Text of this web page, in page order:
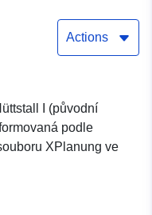
Actions
I (původní
podle
XPlanung ve